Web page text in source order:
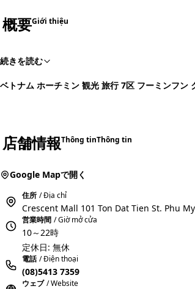
概要Giới thiệu
続きを読む
ベトナム ホーチミン 観光 旅行 7区 フーミンフン
店舗情報Thông tinThông tin
Google Mapで開く
住所 / Địa chỉ
Crescent Mall 101 Ton Dat Tien St. Phu
営業時間 / Giờ mở cửa
10～22時
定休日: 無休
電話 / Điện thoại
(08)5413 7359
ウェブ / Website